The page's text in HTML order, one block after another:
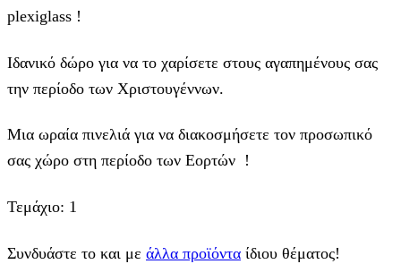
plexiglass !
Ιδανικό δώρο για να το χαρίσετε στους αγαπημένους σας
την περίοδο των Χριστουγέννων.
Μια ωραία πινελιά για να διακοσμήσετε τον προσωπικό
σας χώρο στη περίοδο των Εορτών !
Τεμάχιο: 1
Συνδυάστε το και με άλλα προϊόντα ίδιου θέματος!